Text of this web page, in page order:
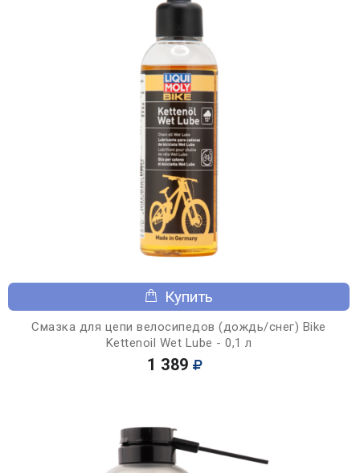
Купить
Смазка для цепи велосипедов (дождь/снег) Bike
Kettenoil Wet Lube - 0,1 л
1 389